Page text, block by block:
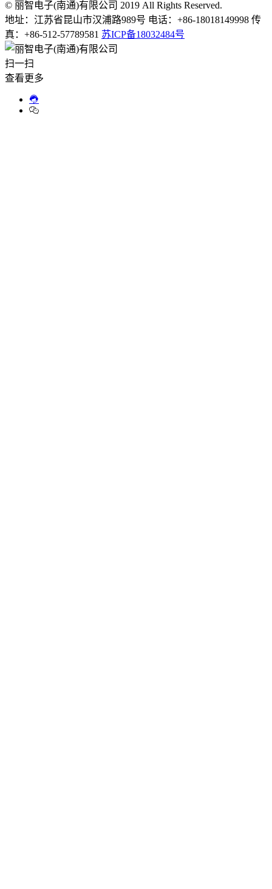
© 丽智电子(南通)有限公司 2019 All Rights Reserved.
地址：江苏省昆山市汉浦路989号 电话：+86-18018149998 传
真：+86-512-57789581 苏ICP备18032484号
扫一扫
查看更多